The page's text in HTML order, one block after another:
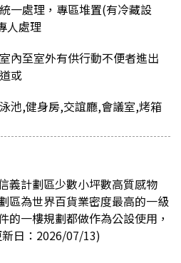
一處理，專區堆置(有冷藏設
人處理
內至室外有供行動不便者進出
或
池,健身房,交誼廳,會議室,烤箱
義計劃區少數小坪數高質感物
區為世界百貨業密度最高的一級
的一樓規劃都做作為公設使用，
日：2026/07/13)